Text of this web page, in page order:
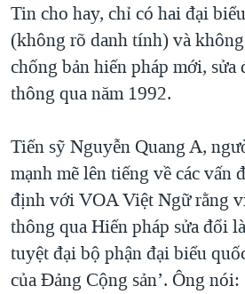
Tin cho hay, chỉ có hai đại
(không rõ danh tính) và
chống bản hiến pháp mới, sửa
thông qua năm 1992.
Tiến sỹ Nguyễn Quang A,
mạnh mẽ lên tiếng về các vấn
định với VOA Việt Ngữ rằng
thông qua Hiến pháp sửa đổi
tuyệt đại bộ phận đại biểu
của Đảng Cộng sản’. Ông nói: